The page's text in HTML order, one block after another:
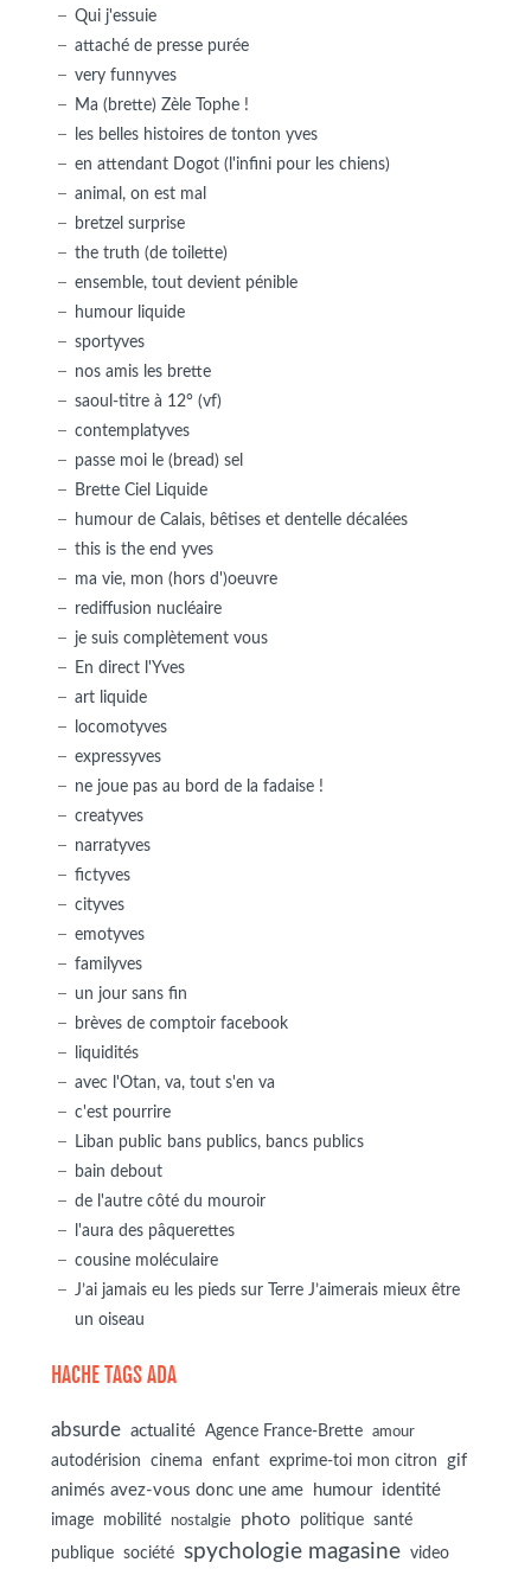
Qui j'essuie
attaché de presse purée
very funnyves
Ma (brette) Zèle Tophe !
les belles histoires de tonton yves
en attendant Dogot (l'infini pour les chiens)
animal, on est mal
bretzel surprise
the truth (de toilette)
ensemble, tout devient pénible
humour liquide
sportyves
nos amis les brette
saoul-titre à 12° (vf)
contemplatyves
passe moi le (bread) sel
Brette Ciel Liquide
humour de Calais, bêtises et dentelle décalées
this is the end yves
ma vie, mon (hors d')oeuvre
rediffusion nucléaire
je suis complètement vous
En direct l'Yves
art liquide
locomotyves
expressyves
ne joue pas au bord de la fadaise !
creatyves
narratyves
fictyves
cityves
emotyves
familyves
un jour sans fin
brèves de comptoir facebook
liquidités
avec l'Otan, va, tout s'en va
c'est pourrire
Liban public bans publics, bancs publics
bain debout
de l'autre côté du mouroir
l'aura des pâquerettes
cousine moléculaire
J’ai jamais eu les pieds sur Terre J’aimerais mieux être
un oiseau
HACHE TAGS ADA
absurde actualité Agence France-Brette amour
autodérision cinema enfant exprime-toi mon citron
gif
animés avez-vous donc une ame
humour identité
image mobilité nostalgie photo politique
santé
publique
société spychologie magasine video